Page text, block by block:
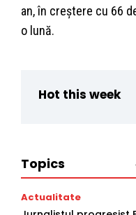
an, în creștere cu 66
o lună.
Hot this week
Topics
Actualitate